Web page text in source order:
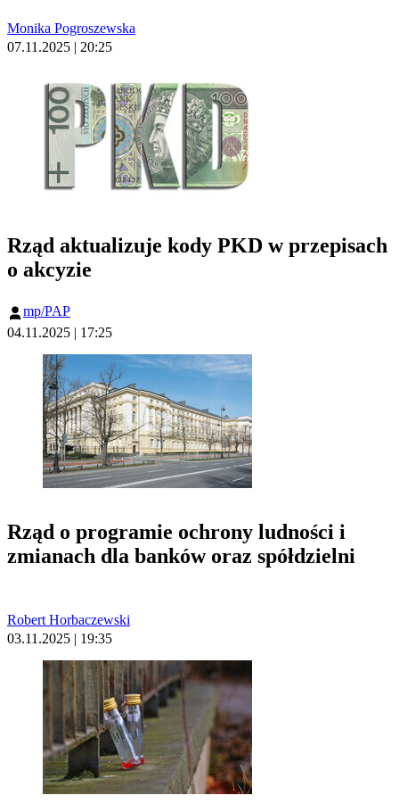
Monika Pogroszewska
07.11.2025 | 20:25
Rząd aktualizuje kody PKD w przepisach
o akcyzie
mp/PAP
04.11.2025 | 17:25
Rząd o programie ochrony ludności i
zmianach dla banków oraz spółdzielni
Robert Horbaczewski
03.11.2025 | 19:35